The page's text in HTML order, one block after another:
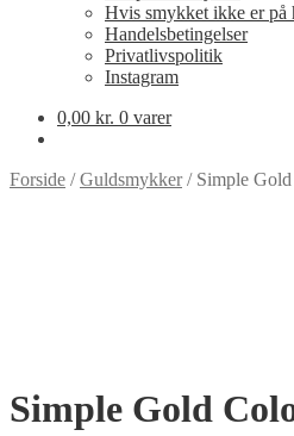
Hvis smykket ikke er på
Handelsbetingelser
Privatlivspolitik
Instagram
0,00 kr. 0 varer
Forside /Guldsmykker/ Simple
Simple Gold